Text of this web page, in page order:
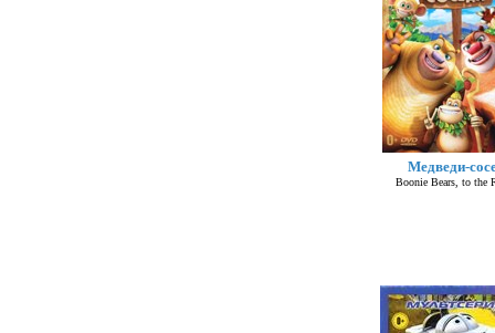
Медведи-
Boonie Bears, to the